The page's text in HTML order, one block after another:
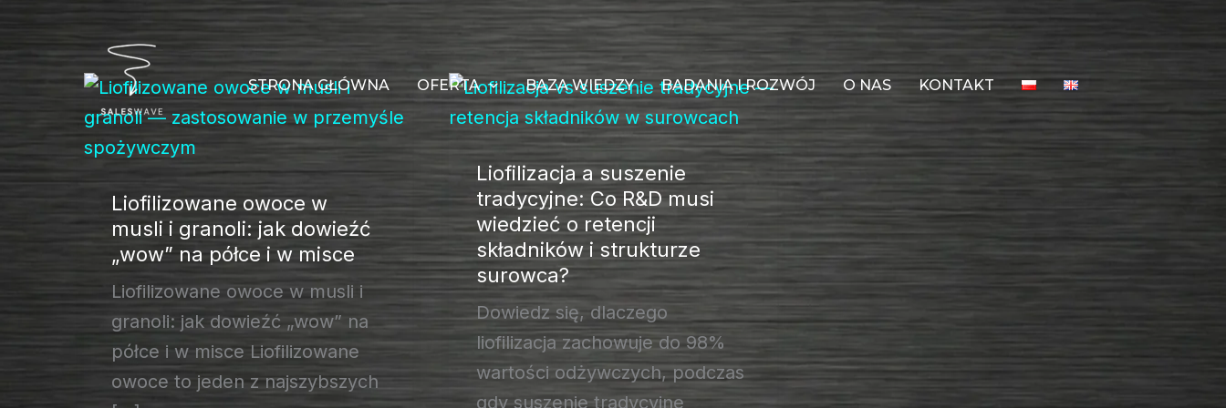
STRONA GŁÓWNA OFERTA BAZA WIEDZY BADANIA I ROZWÓJ O NAS KONTAKT
Liofilizowane owoce w
musli i granoli: jak dowieźć
„wow” na półce i w misce
Liofilizowane owoce w musli i
granoli: jak dowieźć „wow” na
półce i w misce Liofilizowane
owoce to jeden z najszybszych
Liofilizacja a suszenie
tradycyjne: Co R&D musi
wiedzieć o retencji
składników i strukturze
surowca?
Dowiedz się, dlaczego
liofilizacja zachowuje do 98%
wartości odżywczych, podczas
gdy suszenie tradycyjne